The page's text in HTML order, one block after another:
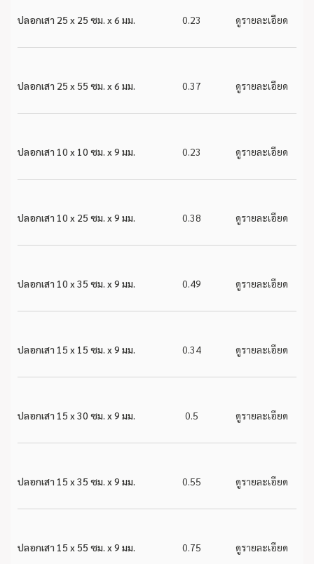
ปลอกเสา 25 x 25 ซม. x 6 มม. 0.23 ดูรายละเอียด
ปลอกเสา 25 x 55 ซม. x 6 มม. 0.37 ดูรายละเอียด
ปลอกเสา 10 x 10 ซม. x 9 มม. 0.23 ดูรายละเอียด
ปลอกเสา 10 x 25 ซม. x 9 มม. 0.38 ดูรายละเอียด
ปลอกเสา 10 x 35 ซม. x 9 มม. 0.49 ดูรายละเอียด
ปลอกเสา 15 x 15 ซม. x 9 มม. 0.34 ดูรายละเอียด
ปลอกเสา 15 x 30 ซม. x 9 มม. 0.5 ดูรายละเอียด
ปลอกเสา 15 x 35 ซม. x 9 มม. 0.55 ดูรายละเอียด
ปลอกเสา 15 x 55 ซม. x 9 มม. 0.75 ดูรายละเอียด